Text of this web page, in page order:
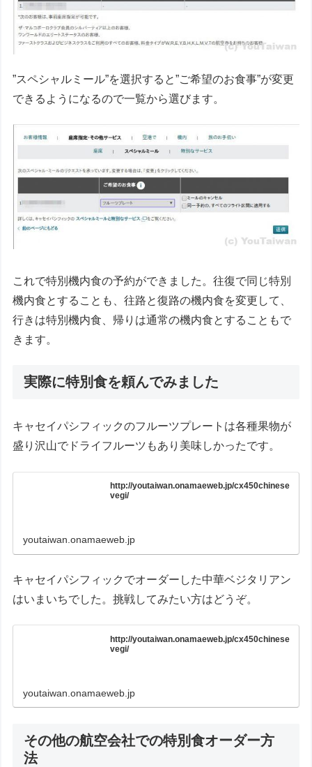
”スペシャルミール”を選択すると”ご希望のお食事”が変更
できるようになるので一覧から選びます。
これで特別機内食の予約ができました。往復で同じ特別
機内食とすることも、往路と復路の機内食を変更して、
行きは特別機内食、帰りは通常の機内食とすることもで
きます。
実際に特別食を頼んでみました
キャセイパシフィックのフルーツプレートは各種果物が
盛り沢山でドライフルーツもあり美味しかったです。
http://youtaiwan.onamaeweb.jp/cx450chinese
vegi/
youtaiwan.onamaeweb.jp
キャセイパシフィックでオーダーした中華ベジタリアン
はいまいちでした。挑戦してみたい方はどうぞ。
http://youtaiwan.onamaeweb.jp/cx450chinese
vegi/
youtaiwan.onamaeweb.jp
その他の航空会社での特別食オーダー方
法